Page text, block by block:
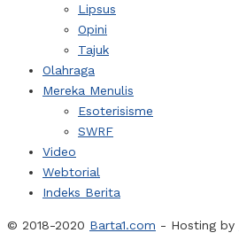
Lipsus
Opini
Tajuk
Olahraga
Mereka Menulis
Esoterisisme
SWRF
Video
Webtorial
Indeks Berita
© 2018-2020 Barta1.com - Hosting by